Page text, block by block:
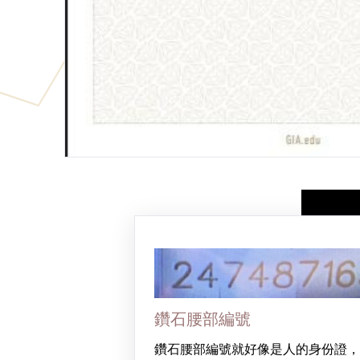
鑽石腰部編號
鑽石腰部編號就好像是人的身份證